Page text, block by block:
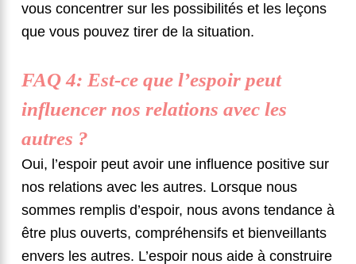
vous concentrer sur les possibilités et les leçons
que vous pouvez tirer de la situation.
FAQ 4: Est-ce que l’espoir peut
influencer nos relations avec les
autres ?
Oui, l’espoir peut avoir une influence positive sur
nos relations avec les autres. Lorsque nous
sommes remplis d’espoir, nous avons tendance à
être plus ouverts, compréhensifs et bienveillants
envers les autres. L’espoir nous aide à construire